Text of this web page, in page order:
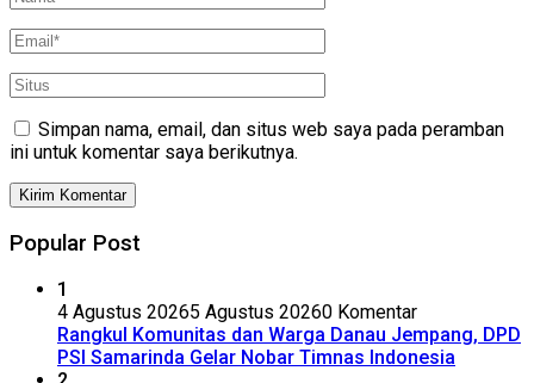
Simpan nama, email, dan situs web saya pada peramban
ini untuk komentar saya berikutnya.
Popular Post
1
4 Agustus 20265 Agustus 20260 Komentar
Rangkul Komunitas dan Warga Danau Jempang, DPD
PSI Samarinda Gelar Nobar Timnas Indonesia